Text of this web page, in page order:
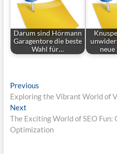
Darum sind Hörmann
Garagentore die beste
Wahl für…
Post
navigation
PreviousPrevious
post:
Exploring the Vibrant World of
NextNext
post:
The Exciting World of SEO Fun:
Optimization